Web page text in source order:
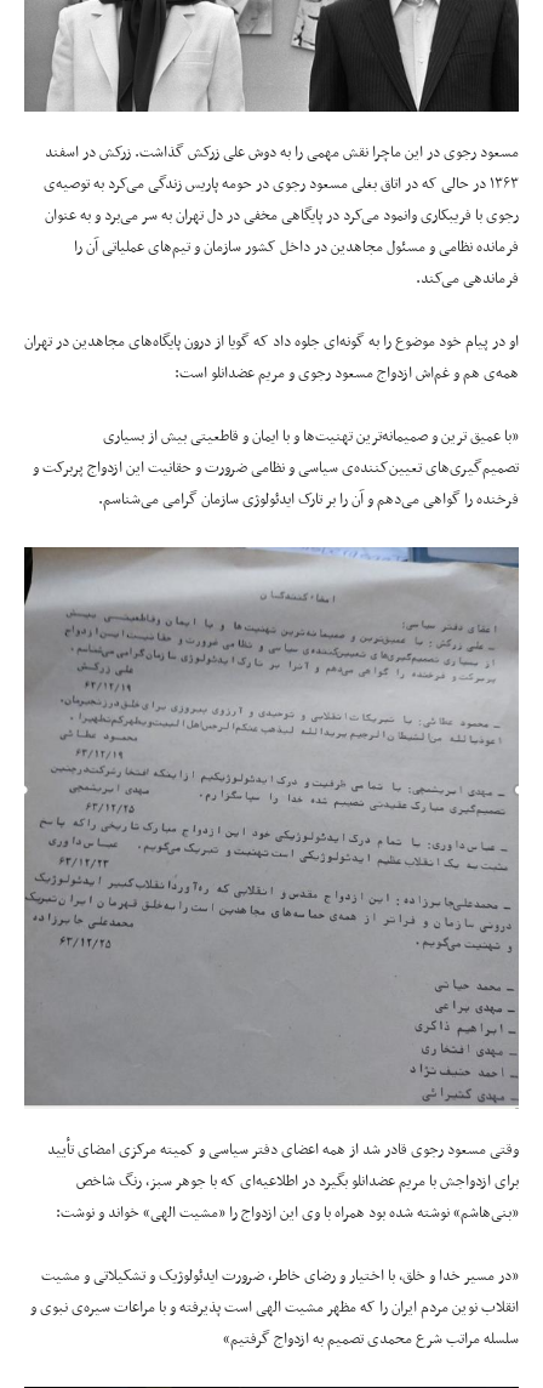
مسعود رجوی در این ماچرا نقش مهمی را به دوش علی زرکش گذاشت. زرکش در اسفند
۱۳۶۳ در حالی که در اتاق بغلی مسعود رجوی در حومه پاریس زندگی می‌کرد به توصیه‌ی
رجوی با فریبکاری وانمود می‌کرد در پایگاهی مخفی در دل تهران به سر می‌برد و به عنوان
فرمانده نظامی و مسئول مجاهدین در داخل کشور سازمان و تیم‌های عملیاتی آن را
فرماندهی می‌کند.
او در پیام خود موضوع را به گونه‌ای جلوه داد که گویا از درون پایگاه‌های مجاهدین در تهران
همه‌ی هم و غم‌اش ازدواج مسعود رجوی و مریم عضدانلو است:‌
«با عمیق ‌ترین و صمیمانه‌ترین تهنیت‌ها و با ایمان و قاطعیتی بیش از بسیاری
تصمیم‌گیری‌های تعیین‌کننده‌ی سیاسی و نظامی ضرورت و حقانیت این ازدواج پربرکت و
فرخنده را گواهی می‌دهم و آن را بر تارک ایدئولوژی سازمان گرامی می‌شناسم.
وقتی مسعود رجوی قادر شد از همه اعضای دفتر سیاسی و کمیته مرکزی امضای تأیید
برای ازدواجش با مریم عضدانلو بگیرد در اطلاعیه‌ای که با جوهر سبز، رنگ شاخص
«بنی‌هاشم» نوشته شده بود همراه با وی این ازدواج را «مشیت الهی» خواند و نوشت:
«در مسیر خدا و خلق، با اختیار و رضای خاطر، ضرورت ایدئولوژیک و تشکیلاتی و مشیت
انقلاب نوین مردم ایران را که مظهر مشیت الهی است پذیرفته و با مراعات سیره‌ی نبوی و
سلسله مراتب شرع محمدی تصمیم به ازدواج گرفتیم»